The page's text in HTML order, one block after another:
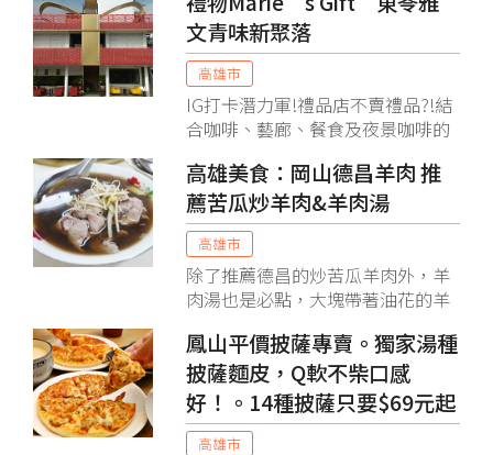
魚想來吃的人。已經是將近中午才
到這兒吃飯，人潮都已消去，可以
拍到單獨的作業區域！
文青味新聚落
高雄市
IG打卡潛力軍!禮品店不賣禮品?!結
合咖啡、藝廊、餐食及夜景咖啡的
新亮點!
高雄美食：岡山德昌羊肉 推
薦苦瓜炒羊肉&羊肉湯
高雄市
除了推薦德昌的炒苦瓜羊肉外，羊
肉湯也是必點，大塊帶著油花的羊
一碗才$60大概只是一般的清湯，
想不到是用中藥材熬煮的當歸湯
頭，非常好喝！！還可以加湯，羊
肉好嫩我好喜歡～
鳳山平價披薩專賣。獨家湯種
披薩麵皮，Q軟不柴口感
好！。14種披薩只要$69元起
高雄市